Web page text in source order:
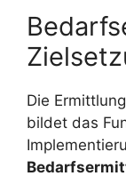
Die
bildet das